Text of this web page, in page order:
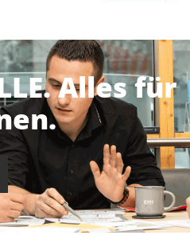
Alles für